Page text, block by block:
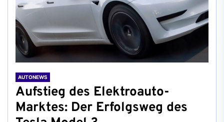
AUTONEWS
Aufstieg des Elektroauto-
Marktes: Der Erfolgsweg des